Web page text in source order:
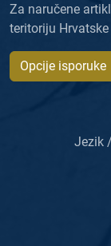
Za naručene
teritoriju
Opcije isporuke
Jezik